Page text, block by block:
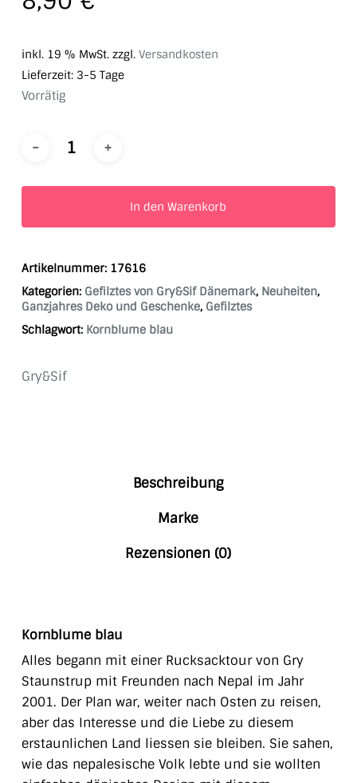
inkl. 19 % MwSt. zzgl. Versandkosten
Lieferzeit: 3-5 Tage
Vorrätig
In den Warenkorb
Artikelnummer: 17616
Kategorien: Gefilztes von Gry&Sif Dänemark, Neuheiten,
Ganzjahres Deko und Geschenke, Gefilztes
Schlagwort: Kornblume blau
Gry&Sif
Beschreibung
Marke
Rezensionen (0)
Kornblume blau
Alles begann mit einer Rucksacktour von Gry
Staunstrup mit Freunden nach Nepal im Jahr
2001. Der Plan war, weiter nach Osten zu reisen,
aber das Interesse und die Liebe zu diesem
erstaunlichen Land liessen sie bleiben. Sie sahen,
wie das nepalesische Volk lebte und sie wollten